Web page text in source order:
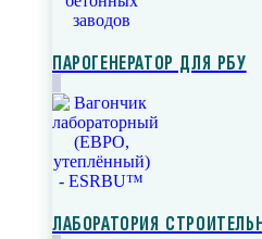
ПАРОГЕНЕРАТОР ДЛЯ РБУ
ЛАБОРАТОРИЯ